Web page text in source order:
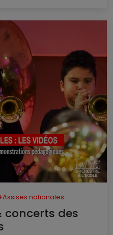
nationales
concerts des